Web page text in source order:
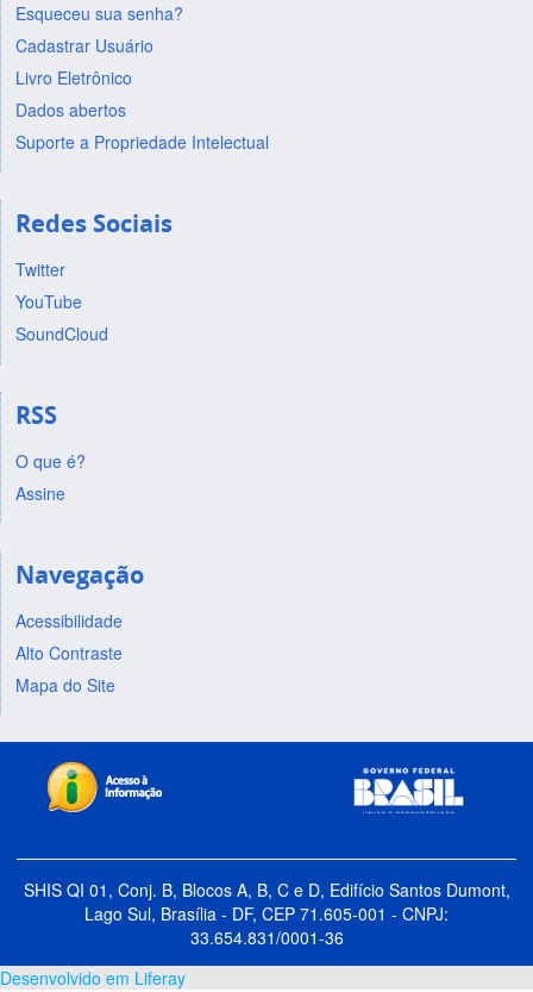
Esqueceu sua senha?
Cadastrar Usuário
Livro Eletrônico
Dados abertos
Suporte a Propriedade Intelectual
Redes Sociais
Twitter
YouTube
SoundCloud
RSS
O que é?
Assine
Navegação
Acessibilidade
Alto Contraste
Mapa do Site
SHIS QI 01, Conj. B, Blocos A, B, C e D, Edifício Santos Dumont,
Lago Sul, Brasília - DF, CEP 71.605-001 - CNPJ:
33.654.831/0001-36
Desenvolvido em Liferay